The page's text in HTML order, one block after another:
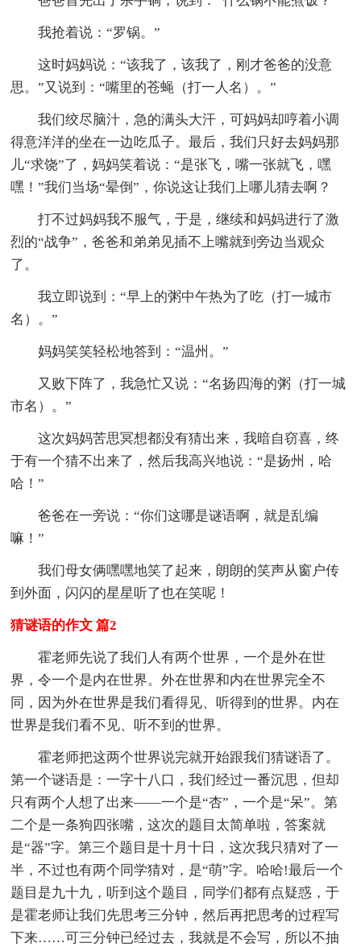
我抢着说：“罗锅。”
这时妈妈说：“该我了，该我了，刚才爸爸的没意
思。”又说到：“嘴里的苍蝇（打一人名）。”
我们绞尽脑汁，急的满头大汗，可妈妈却哼着小调
得意洋洋的坐在一边吃瓜子。最后，我们只好去妈妈那
儿“求饶”了，妈妈笑着说：“是张飞，嘴一张就飞，嘿
嘿！”我们当场“晕倒”，你说这让我们上哪儿猜去啊？
打不过妈妈我不服气，于是，继续和妈妈进行了激
烈的“战争”，爸爸和弟弟见插不上嘴就到旁边当观众
了。
我立即说到：“早上的粥中午热为了吃（打一城市
名）。”
妈妈笑笑轻松地答到：“温州。”
又败下阵了，我急忙又说：“名扬四海的粥（打一城
市名）。”
这次妈妈苦思冥想都没有猜出来，我暗自窃喜，终
于有一个猜不出来了，然后我高兴地说：“是扬州，哈
哈！”
爸爸在一旁说：“你们这哪是谜语啊，就是乱编
嘛！”
我们母女俩嘿嘿地笑了起来，朗朗的笑声从窗户传
到外面，闪闪的星星听了也在笑呢！
猜谜语的作文 篇2
霍老师先说了我们人有两个世界，一个是外在世
界，令一个是内在世界。外在世界和内在世界完全不
同，因为外在世界是我们看得见、听得到的世界。内在
世界是我们看不见、听不到的世界。
霍老师把这两个世界说完就开始跟我们猜谜语了。
第一个谜语是：一字十八口，我们经过一番沉思，但却
只有两个人想了出来——一个是“杏”，一个是“呆”。第
二个是一条狗四张嘴，这次的题目太简单啦，答案就
是“器”字。第三个题目是十月十日，这次我只猜对了一
半，不过也有两个同学猜对，是“萌”字。哈哈!最后一个
题目是九十九，听到这个题目，同学们都有点疑惑，于
是霍老师让我们先思考三分钟，然后再把思考的过程写
下来……可三分钟已经过去，我就是不会写，所以不抽